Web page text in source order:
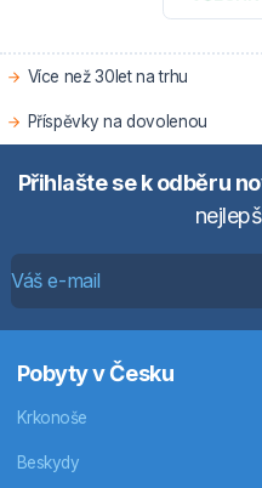
Více než 30let na trhu
Příspěvky na dovolenou
Přihlašte se k odběru
Pobyty v Česku
Krkonoše
Beskydy